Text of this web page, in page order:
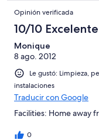
Opinión verificada
10/10 Excelente
Monique
8 ago. 2012
Le gustó: Limpieza,
instalaciones
Traducir con Google
Facilities: Home away
0